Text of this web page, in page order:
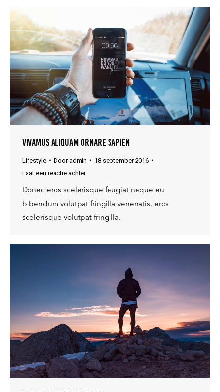
Vivamus aliquam ornare sapien
Lifestyle Dooradmin
18 september 2016
Laat een reactie achter
Donec eros scelerisque feugiat neque eu
bibendum volutpat fringilla venenatis, eros
scelerisque volutpat fringilla.